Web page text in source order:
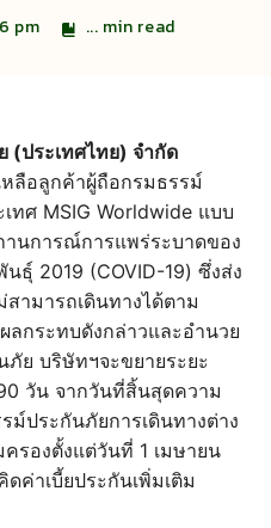
pm ... min read
(ประเทศไทย) จำกัด
ลือลูกค้าผู้ถือกรมธรรม์
ทศ MSIG Worldwide แบบ
นการณ์การแพร่ระบาดของ
ธุ์ 2019 (COVID-19) ซึ่งส่ง
ามารถเดินทางได้ตาม
ลกระทบดังกล่าวและอำนวย
ภัย บริษัทฯจะขยายระยะ
วัน จากวันที่สิ้นสุดความ
ม์ประกันภัยการเดินทางต่าง
รองตั้งแต่วันที่ 1 เมษายน
ค่าเบี้ยประกันเพิ่มเติม